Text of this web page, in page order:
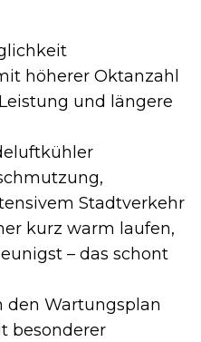
höherer Oktanzahl
und längere
Stadtverkehr
kurz warm laufen,
– das schont
den Wartungsplan
besonderer